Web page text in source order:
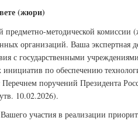
(жюри)
предметно-методической комиссии
организаций. Ваша экспертная
с государственными
инициатив по обеспечению
Перечнем поручений Президента
10.02.2026).
участия в реализации